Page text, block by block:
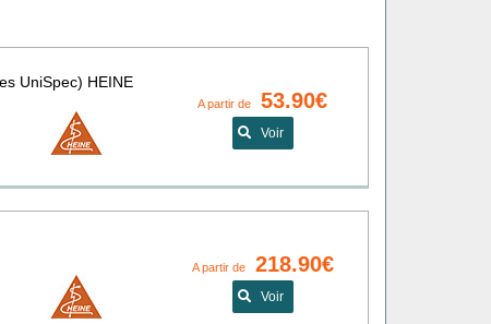
UniSpec) HEINE
A partir de53.90€
Voir
A partir de 218.90€
Voir